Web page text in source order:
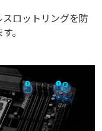
ロットリングを防
。